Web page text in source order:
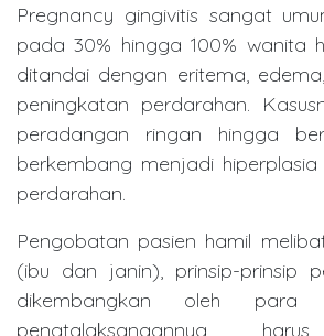
Pregnancy gingivitis sangat
pada 30% hingga 100% wanita
ditandai dengan eritema,
peningkatan perdarahan.
peradangan ringan hingga
berkembang menjadi
perdarahan.
Pengobatan pasien hamil
(ibu dan janin), prinsip-prinsip
dikembangkan oleh para
penatalaksanaannya